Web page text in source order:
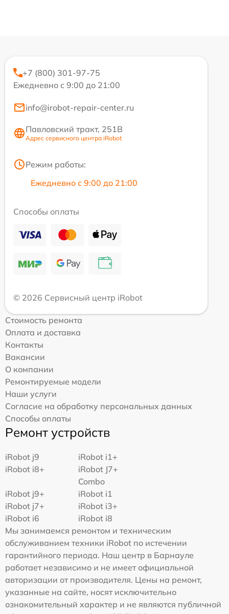
+7 (800) 301-97-75
Ежедневно с 9:00 до 21:00
info@irobot-repair-center.ru
Павловский тракт, 251В
Адрес сервисного центра iRobot
Режим работы:
Ежедневно с 9:00 до 21:00
Способы оплаты
© 2026 Сервисный центр iRobot
Стоимость ремонта
Оплата и доставка
Контакты
Вакансии
О компании
Ремонтируемые модели
Наши услуги
Согласие на обработку персональных данных
Способы оплаты
Ремонт устройств
iRobot j9
iRobot i1+
iRobot i8+
iRobot J7+
Combo
iRobot j9+
iRobot i1
iRobot j7+
iRobot i3+
iRobot i6
iRobot i8
Мы занимаемся ремонтом и техническим
обслуживанием техники iRobot по истечении
гарантийного периода. Наш центр в Барнауле
работает независимо и не имеет официальной
авторизации от производителя. Цены на ремонт,
указанные на сайте, носят исключительно
ознакомительный характер и не являются публичной